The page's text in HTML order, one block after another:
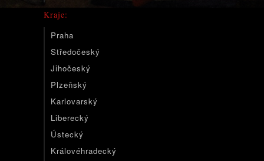
Kraje:
Praha
Středočeský
Jihočeský
Plzeňský
Karlovarský
Liberecký
Ústecký
Královéhradecký